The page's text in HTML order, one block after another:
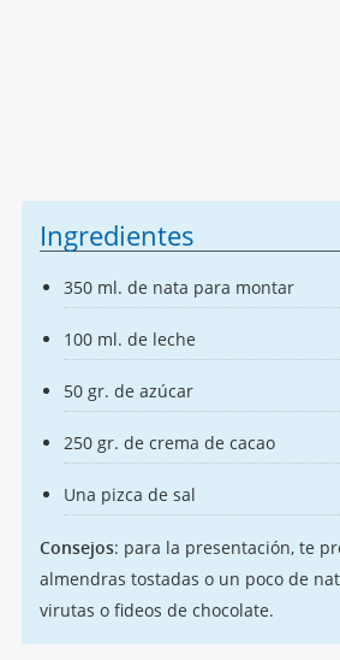
Ingredientes
350 ml. de nata para montar
100 ml. de leche
50 gr. de azúcar
250 gr. de crema de cacao
Una pizca de sal
Consejos: para la presentación, te
almendras tostadas o un poco de
virutas o fideos de chocolate.